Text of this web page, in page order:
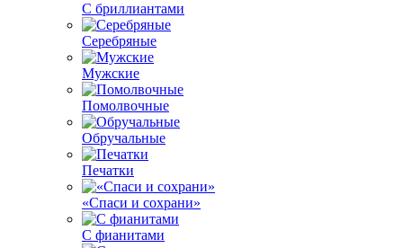
С бриллиантами
Серебряные
Мужские
Помолвочные
Обручальные
Печатки
«Спаси и сохрани»
С фианитами